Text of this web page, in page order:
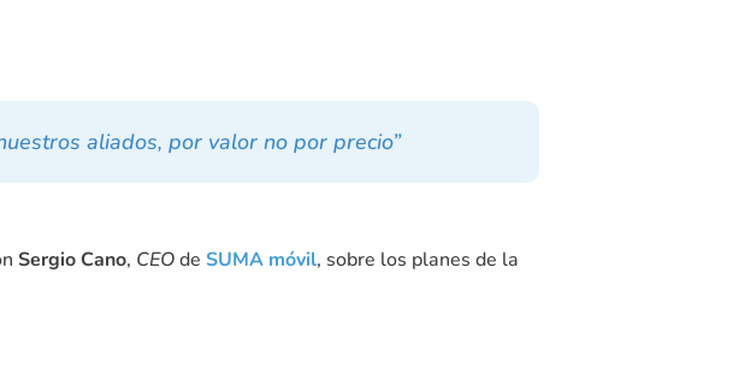
aliados, por valor no por precio”
Sergio Cano, CEOdeSUMA móvil, sobre los planes de la